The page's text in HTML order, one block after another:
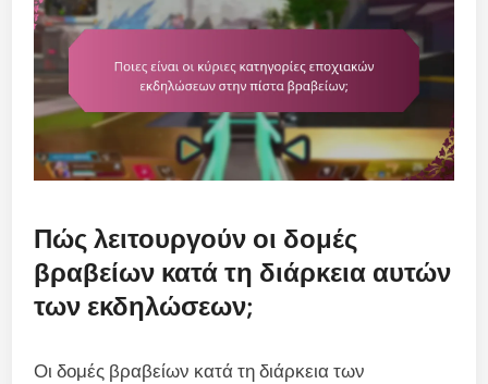
Πώς λειτουργούν οι δομές
βραβείων κατά τη διάρκεια αυτών
των εκδηλώσεων;
Οι δομές βραβείων κατά τη διάρκεια των